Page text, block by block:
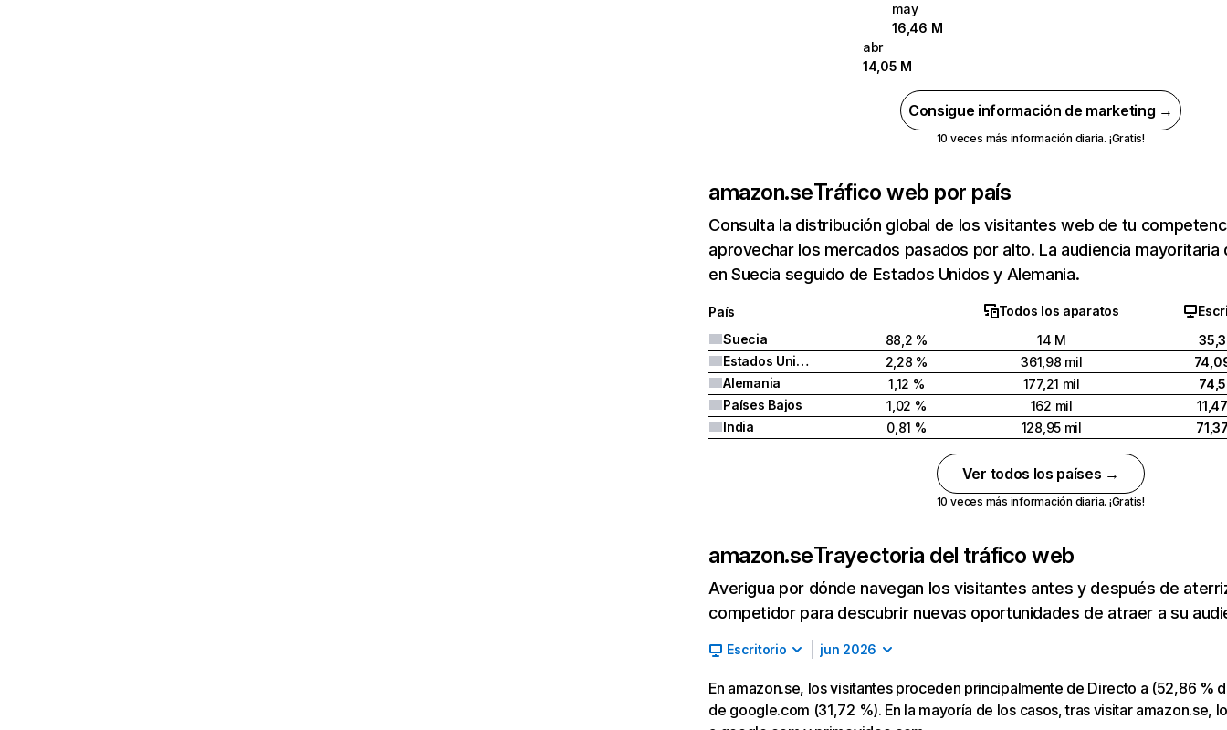
may
16,46 M
abr
14,05 M
Consigue información de marketing →
10 veces más información diaria. ¡Gratis!
amazon.seTráfico web por país
Consulta la distribución global de los visitantes web de tu
aprovechar los mercados pasados por alto. La audiencia
en Suecia seguido de Estados Unidos y Alemania.
País Todos los aparatos
Suecia
88,2 % 14 M
Estados Unidos
2,28 % 361,98 mil
Alemania
1,12 % 177,21 mil
Países Bajos
1,02 % 162 mil
India
0,81 % 128,95 mil
Ver todos los países →
10 veces más información diaria. ¡Gratis!
amazon.seTrayectoria del tráfico web
Averigua por dónde navegan los visitantes antes y después de
competidor para descubrir nuevas oportunidades de atraer a su
Escritorio jun 2026
En amazon.se, los visitantes proceden principalmente de Directo a (52,86 %
de google.com (31,72 %). En la mayoría de los casos, tras visitar amazon.se,